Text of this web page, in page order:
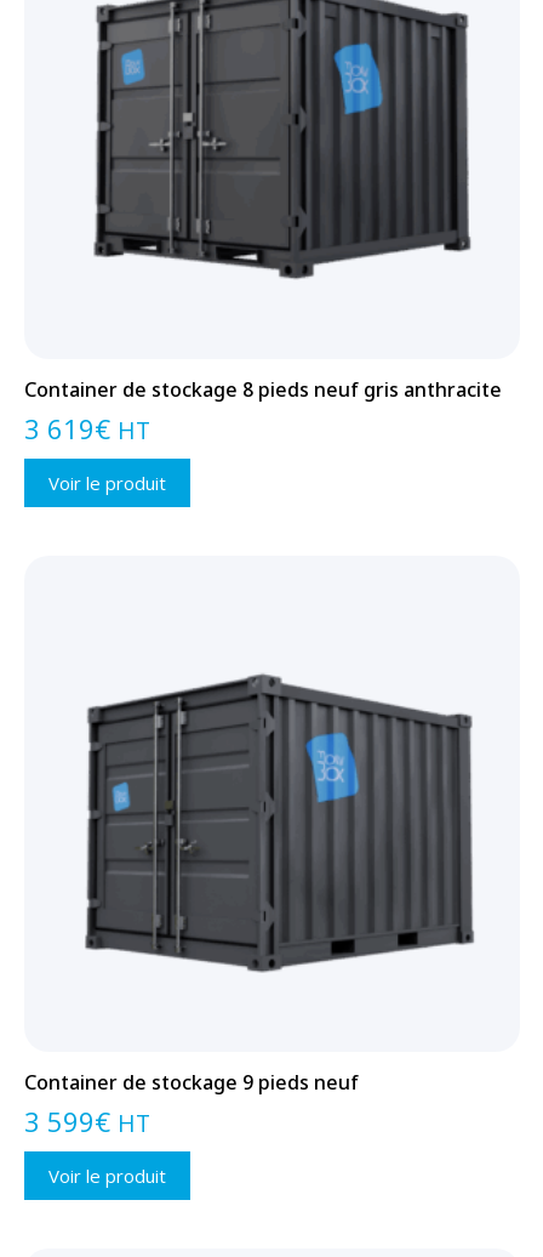
Container de stockage 8 pieds neuf gris anthracite
3 619€ HT
Voir le produit
Container de stockage 9 pieds neuf
3 599€ HT
Voir le produit